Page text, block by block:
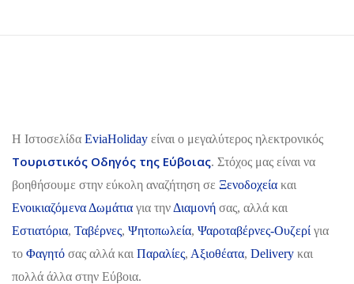
H Ιστοσελίδα EviaHoliday είναι ο μεγαλύτερος ηλεκτρονικός
Τουριστικός Οδηγός της Εύβοιας. Στόχος μας είναι να
βοηθήσουμε στην εύκολη αναζήτηση σε Ξενοδοχεία και
Ενοικιαζόμενα Δωμάτια για την Διαμονή σας, αλλά και
Εστιατόρια, Ταβέρνες, Ψητοπωλεία, Ψαροταβέρνες-Ουζερί για
το Φαγητό σας αλλά και Παραλίες, Αξιοθέατα, Delivery και
πολλά άλλα στην Εύβοια.